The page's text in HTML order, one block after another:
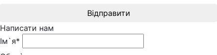
Відправити
Написати нам
Ім`я*